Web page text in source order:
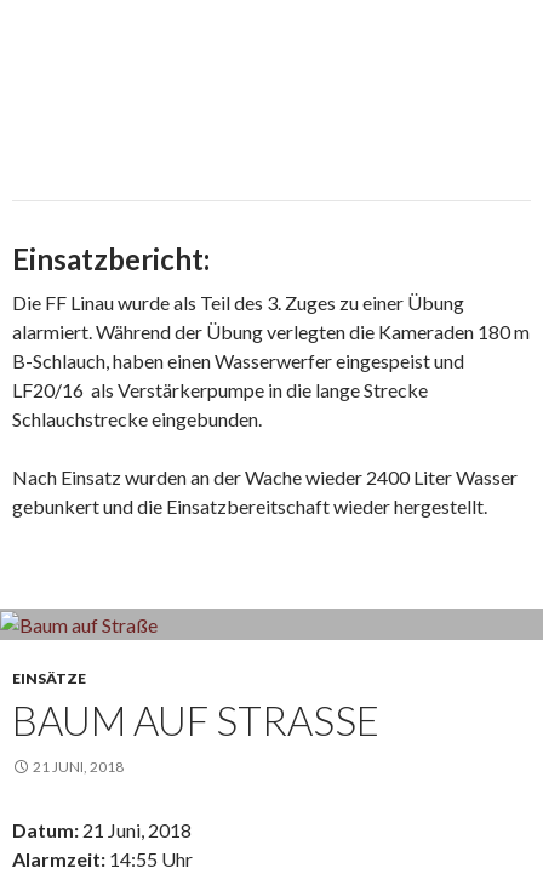
Einsatzbericht:
Die FF Linau wurde als Teil des 3. Zuges zu einer Übung
alarmiert. Während der Übung verlegten die Kameraden 180 m
B-Schlauch, haben einen Wasserwerfer eingespeist und
LF20/16 als Verstärkerpumpe in die lange Strecke
Schlauchstrecke eingebunden.
Nach Einsatz wurden an der Wache wieder 2400 Liter Wasser
gebunkert und die Einsatzbereitschaft wieder hergestellt.
EINSÄTZE
BAUM AUF STRASSE
21 JUNI, 2018
Datum: 21 Juni, 2018
Alarmzeit: 14:55 Uhr